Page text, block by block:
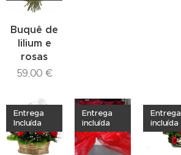
Buquê de
lilium e
rosas
59,00 €
Entrega
Incluída
Entrega
incluída
Entrega
incluída